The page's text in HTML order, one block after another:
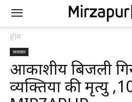
होम
समाचार
आकाशीय बिजली
व्यक्तियों की मृत्यु